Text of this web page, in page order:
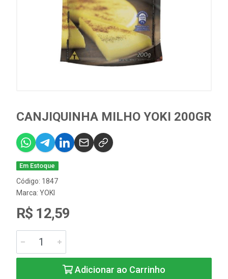
CANJIQUINHA MILHO YOKI 200GR
Em Estoque
Código: 1847
Marca: YOKI
R$ 12,59
Adicionar ao Carrinho